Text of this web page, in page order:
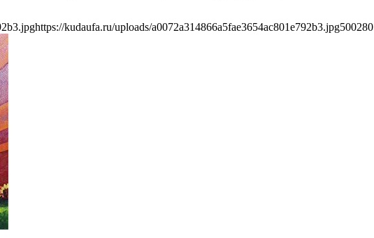
https://kudaufa.ru/uploads/a0072a314866a5fae3654ac801e792b3.jpg500280